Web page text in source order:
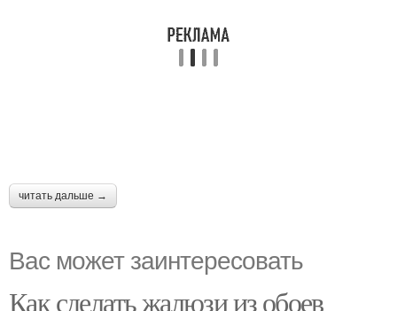
читать дальше →
Вас может заинтересовать
Как сделать жалюзи из обоев